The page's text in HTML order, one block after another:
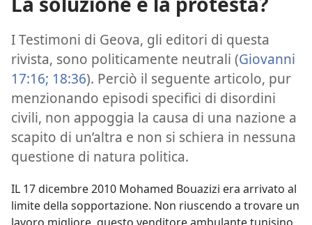
I Testimoni di Geova, gli editori di questa
rivista, sono politicamente neutrali (Giovanni
17:16; 18:36). Perciò il seguente articolo, pur
menzionando episodi specifici di disordini
civili, non appoggia la causa di una nazione a
scapito di un’altra e non si schiera in nessuna
questione di natura politica.
IL 17 dicembre 2010 Mohamed Bouazizi era arrivato al
limite della sopportazione. Non riuscendo a trovare un
lavoro migliore, questo venditore ambulante tunisino